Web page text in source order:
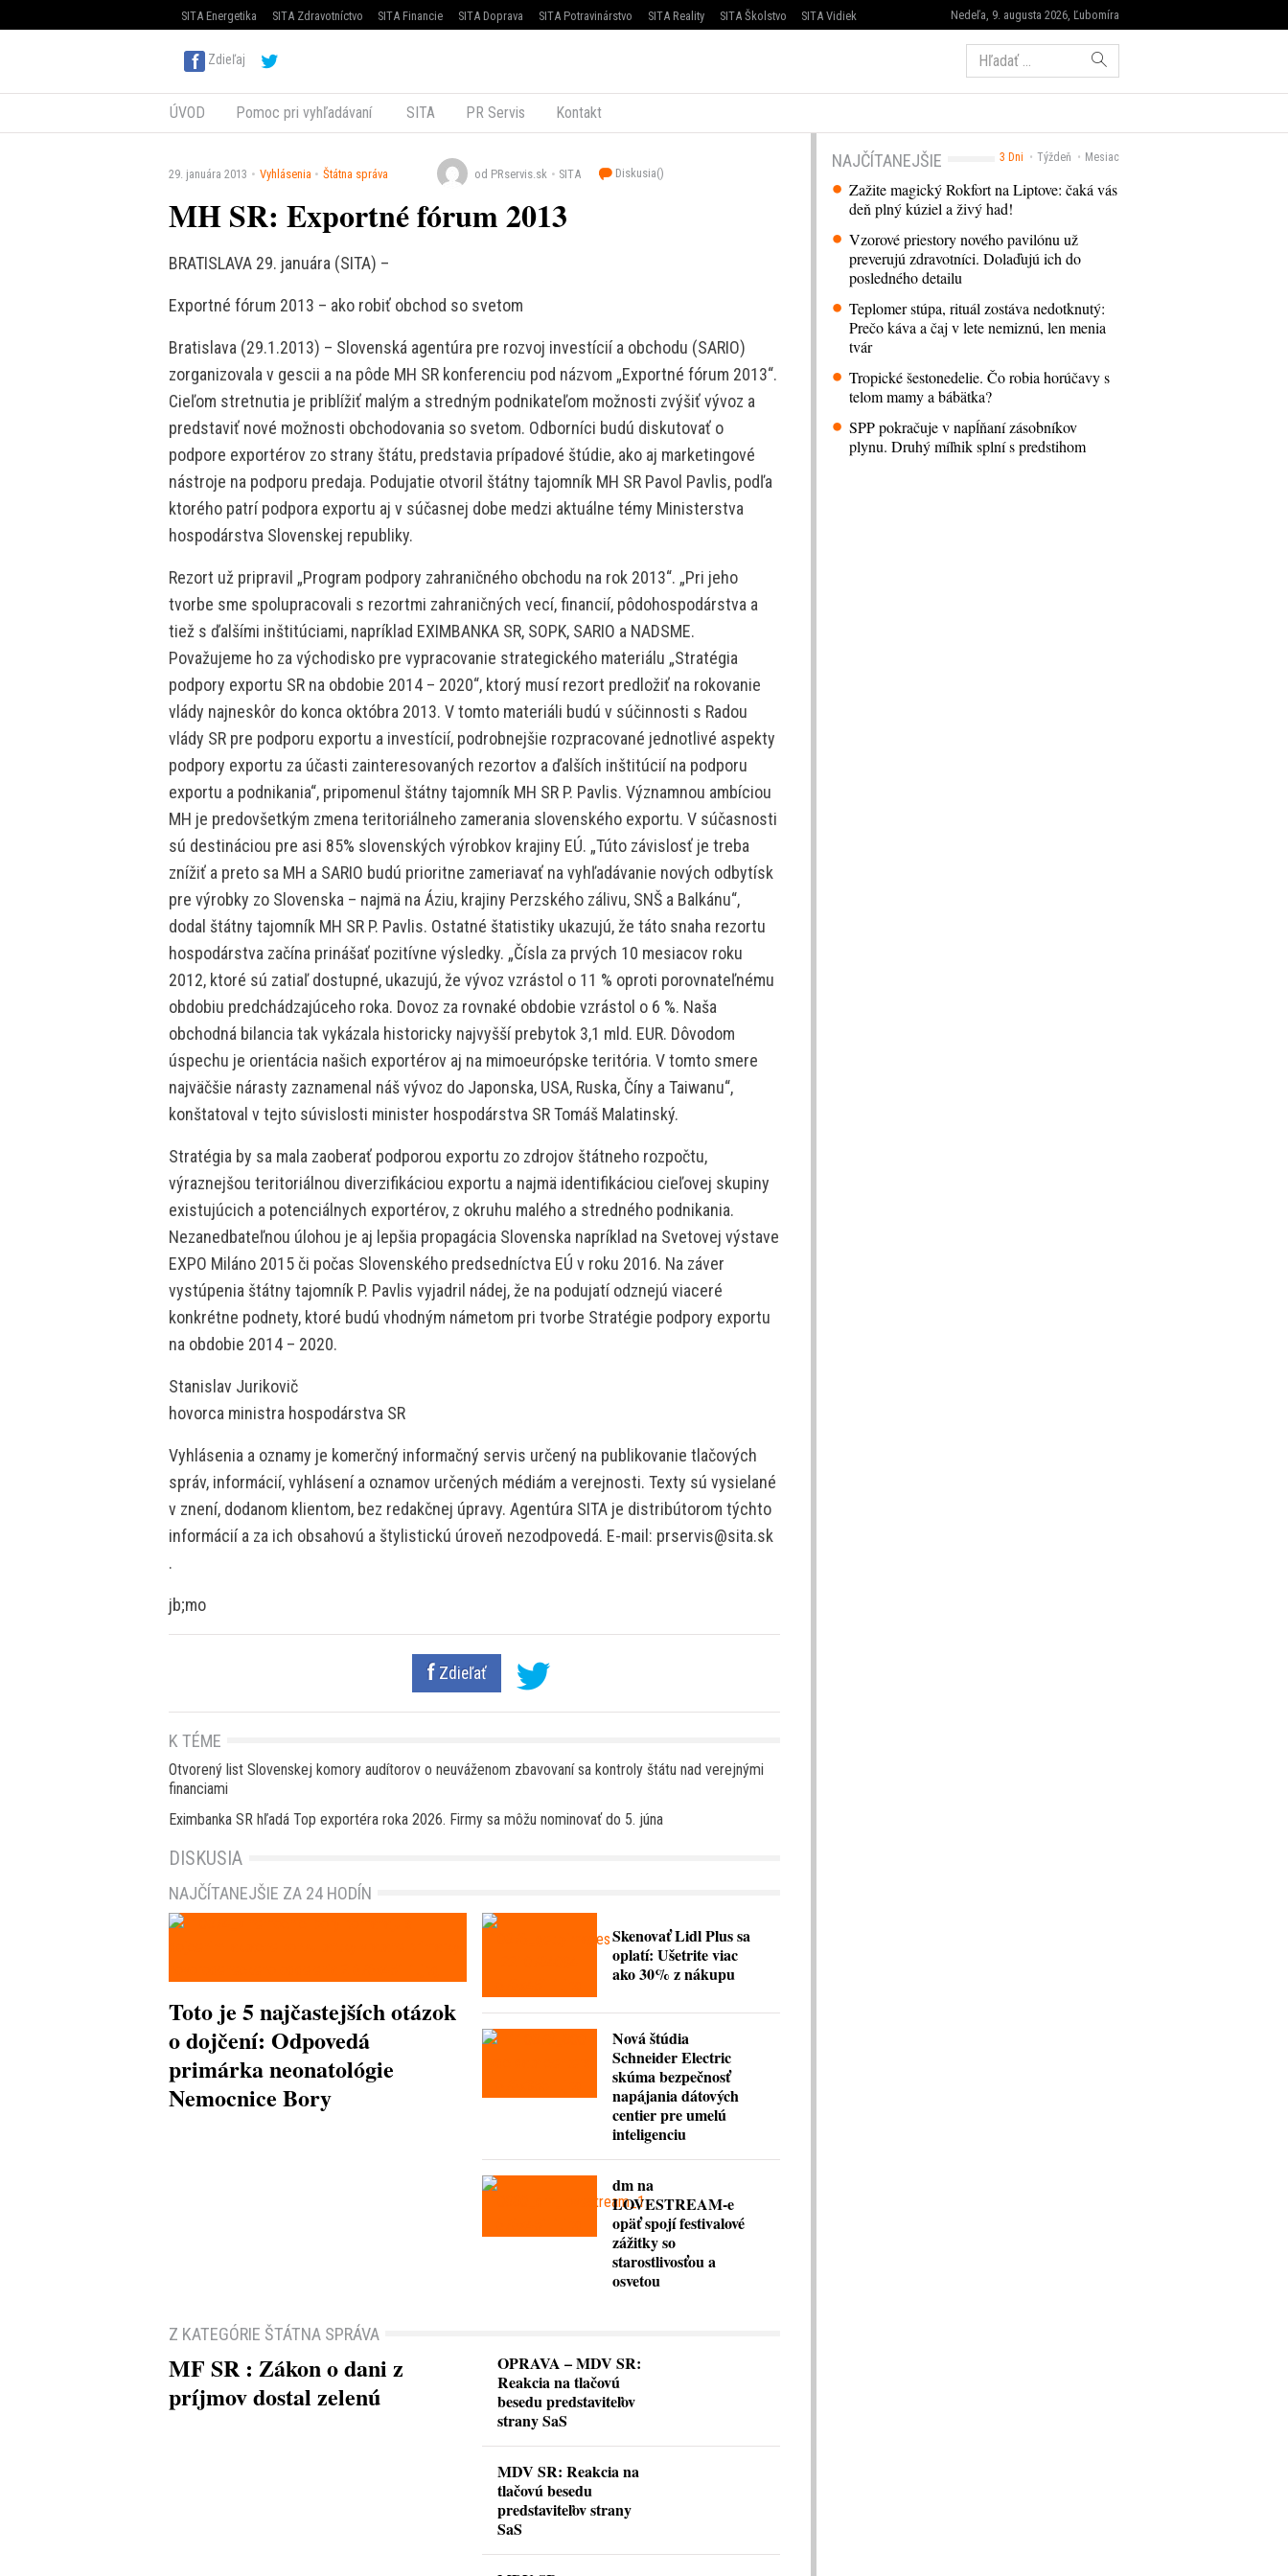
Nedeľa, 9. augusta 2026, Ľubomíra
SITA Energetika SITA Zdravotníctvo SITA Financie SITA Doprava SITA Potravinárstvo SITA Reality SITA Školstvo SITA Vidiek
Zdieľaj Hľadať:
ÚVOD Pomoc pri vyhľadávaní SITA PR Servis Kontakt
29. januára 2013 Vyhlásenia Štátna správa od PRservis.sk SITA Diskusia()
MH SR: Exportné fórum 2013
BRATISLAVA 29. januára (SITA) –
Exportné fórum 2013 – ako robiť obchod so svetom
Bratislava (29.1.2013) – Slovenská agentúra pre rozvoj investícií a obchodu (SARIO)
zorganizovala v gescii a na pôde MH SR konferenciu pod názvom „Exportné fórum 2013“.
Cieľom stretnutia je priblížiť malým a stredným podnikateľom možnosti zvýšiť vývoz a
predstaviť nové možnosti obchodovania so svetom. Odborníci budú diskutovať o
podpore exportérov zo strany štátu, predstavia prípadové štúdie, ako aj marketingové
nástroje na podporu predaja. Podujatie otvoril štátny tajomník MH SR Pavol Pavlis, podľa
ktorého patrí podpora exportu aj v súčasnej dobe medzi aktuálne témy Ministerstva
hospodárstva Slovenskej republiky.
Rezort už pripravil „Program podpory zahraničného obchodu na rok 2013“. „Pri jeho
tvorbe sme spolupracovali s rezortmi zahraničných vecí, financií, pôdohospodárstva a
tiež s ďalšími inštitúciami, napríklad EXIMBANKA SR, SOPK, SARIO a NADSME.
Považujeme ho za východisko pre vypracovanie strategického materiálu „Stratégia
podpory exportu SR na obdobie 2014 – 2020“, ktorý musí rezort predložiť na rokovanie
vlády najneskôr do konca októbra 2013. V tomto materiáli budú v súčinnosti s Radou
vlády SR pre podporu exportu a investícií, podrobnejšie rozpracované jednotlivé aspekty
podpory exportu za účasti zainteresovaných rezortov a ďalších inštitúcií na podporu
exportu a podnikania“, pripomenul štátny tajomník MH SR P. Pavlis. Významnou ambíciou
MH je predovšetkým zmena teritoriálneho zamerania slovenského exportu. V súčasnosti
sú destináciou pre asi 85% slovenských výrobkov krajiny EÚ. „Túto závislosť je treba
znížiť a preto sa MH a SARIO budú prioritne zameriavať na vyhľadávanie nových odbytísk
pre výrobky zo Slovenska – najmä na Áziu, krajiny Perzského zálivu, SNŠ a Balkánu“,
dodal štátny tajomník MH SR P. Pavlis. Ostatné štatistiky ukazujú, že táto snaha rezortu
hospodárstva začína prinášať pozitívne výsledky. „Čísla za prvých 10 mesiacov roku
2012, ktoré sú zatiaľ dostupné, ukazujú, že vývoz vzrástol o 11 % oproti porovnateľnému
obdobiu predchádzajúceho roka. Dovoz za rovnaké obdobie vzrástol o 6 %. Naša
obchodná bilancia tak vykázala historicky najvyšší prebytok 3,1 mld. EUR. Dôvodom
úspechu je orientácia našich exportérov aj na mimoeurópske teritória. V tomto smere
najväčšie nárasty zaznamenal náš vývoz do Japonska, USA, Ruska, Číny a Taiwanu“,
konštatoval v tejto súvislosti minister hospodárstva SR Tomáš Malatinský.
Stratégia by sa mala zaoberať podporou exportu zo zdrojov štátneho rozpočtu,
výraznejšou teritoriálnou diverzifikáciou exportu a najmä identifikáciou cieľovej skupiny
existujúcich a potenciálnych exportérov, z okruhu malého a stredného podnikania.
Nezanedbateľnou úlohou je aj lepšia propagácia Slovenska napríklad na Svetovej výstave
EXPO Miláno 2015 či počas Slovenského predsedníctva EÚ v roku 2016. Na záver
vystúpenia štátny tajomník P. Pavlis vyjadril nádej, že na podujatí odznejú viaceré
konkrétne podnety, ktoré budú vhodným námetom pri tvorbe Stratégie podpory exportu
na obdobie 2014 – 2020.
Stanislav Jurikovič
hovorca ministra hospodárstva SR
Vyhlásenia a oznamy je komerčný informačný servis určený na publikovanie tlačových
správ, informácií, vyhlásení a oznamov určených médiám a verejnosti. Texty sú vysielané
v znení, dodanom klientom, bez redakčnej úpravy. Agentúra SITA je distribútorom týchto
informácií a za ich obsahovú a štylistickú úroveň nezodpovedá. E-mail: prservis@sita.sk
.
jb;mo
Zdieľať
3 Dni Týždeň Mesiac
NAJČÍTANEJŠIE
Zažite magický Rokfort na Liptove: čaká vás
deň plný kúziel a živý had!
Vzorové priestory nového pavilónu už
preverujú zdravotníci. Dolaďujú ich do
posledného detailu
Teplomer stúpa, rituál zostáva nedotknutý:
Prečo káva a čaj v lete nemiznú, len menia
tvár
Tropické šestonedelie. Čo robia horúčavy s
telom mamy a bábätka?
SPP pokračuje v napĺňaní zásobníkov
plynu. Druhý míľnik splní s predstihom
K TÉME
Otvorený list Slovenskej komory audítorov o neuváženom zbavovaní sa kontroly štátu nad verejnými
financiami
Eximbanka SR hľadá Top exportéra roka 2026. Firmy sa môžu nominovať do 5. júna
DISKUSIA
NAJČÍTANEJŠIE ZA 24 HODÍN
Toto je 5 najčastejších otázok
o dojčení: Odpovedá
primárka neonatológie
Nemocnice Bory
Skenovať Lidl Plus sa
oplatí: Ušetrite viac
ako 30% z nákupu
Nová štúdia
Schneider Electric
skúma bezpečnosť
napájania dátových
centier pre umelú
inteligenciu
dm na
LOVESTREAM-e
opäť spojí festivalové
zážitky so
starostlivosťou a
osvetou
Z KATEGÓRIE ŠTÁTNA SPRÁVA
MF SR : Zákon o dani z
príjmov dostal zelenú
OPRAVA – MDV SR:
Reakcia na tlačovú
besedu predstaviteľov
strany SaS
MDV SR: Reakcia na
tlačovú besedu
predstaviteľov strany
SaS